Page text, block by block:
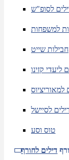
לסופ"ש
למשפחות
חבילות שייט
ליעדי קזינו
למאוריציוס
לסיישל
טוס וסע
דילים לחורף